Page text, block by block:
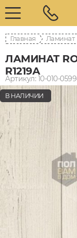
Главная Ламинат
ЛАМИНАТ
R1219A
Артикул: 10-010-
В НАЛИЧИИ